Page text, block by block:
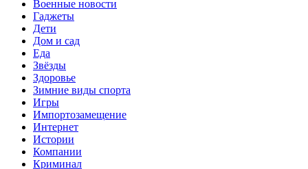
Военные новости
Гаджеты
Дети
Дом и сад
Еда
Звёзды
Здоровье
Зимние виды спорта
Игры
Импортозамещение
Интернет
Истории
Компании
Криминал